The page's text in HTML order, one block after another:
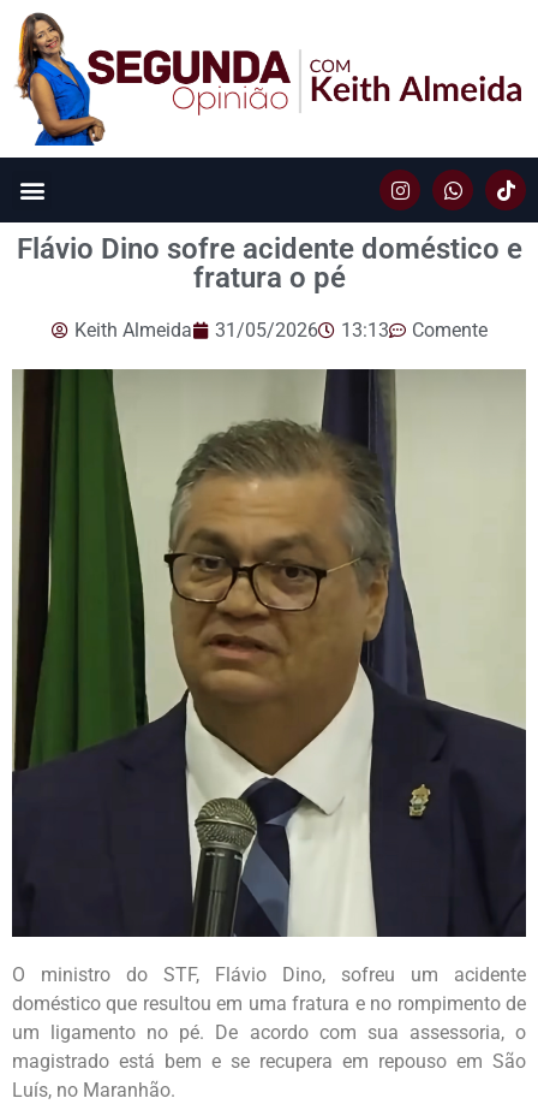
Flávio Dino sofre acidente doméstico e
fratura o pé
Keith Almeida 31/05/2026 13:13 Comente
O ministro do STF, Flávio Dino, sofreu um acidente
doméstico que resultou em uma fratura e no rompimento de
um ligamento no pé. De acordo com sua assessoria, o
magistrado está bem e se recupera em repouso em São
Luís, no Maranhão.